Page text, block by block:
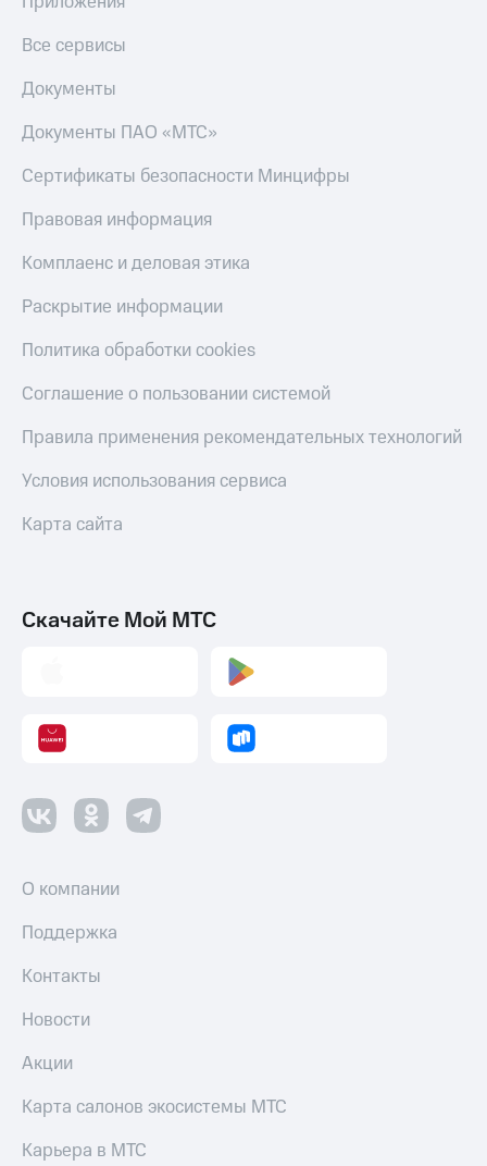
Все сервисы
Документы
Документы ПАО «МТС»
Сертификаты безопасности Минцифры
Правовая информация
Комплаенс и деловая этика
Раскрытие информации
Политика обработки cookies
Соглашение о пользовании системой
Правила применения рекомендательных технологий
Условия использования сервиса
Карта сайта
Скачайте Мой МТС
О компании
Поддержка
Контакты
Новости
Акции
Карта салонов экосистемы МТС
Карьера в МТС